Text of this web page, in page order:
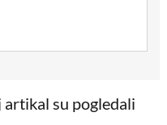
su pogledali